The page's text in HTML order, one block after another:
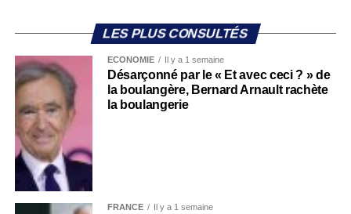
LES PLUS CONSULTÉS
ECONOMIE Il y a 1 semaine
Désarçonné par le « Et avec ceci ? » de
la boulangère, Bernard Arnault rachète
la boulangerie
FRANCE Il y a 1 semaine